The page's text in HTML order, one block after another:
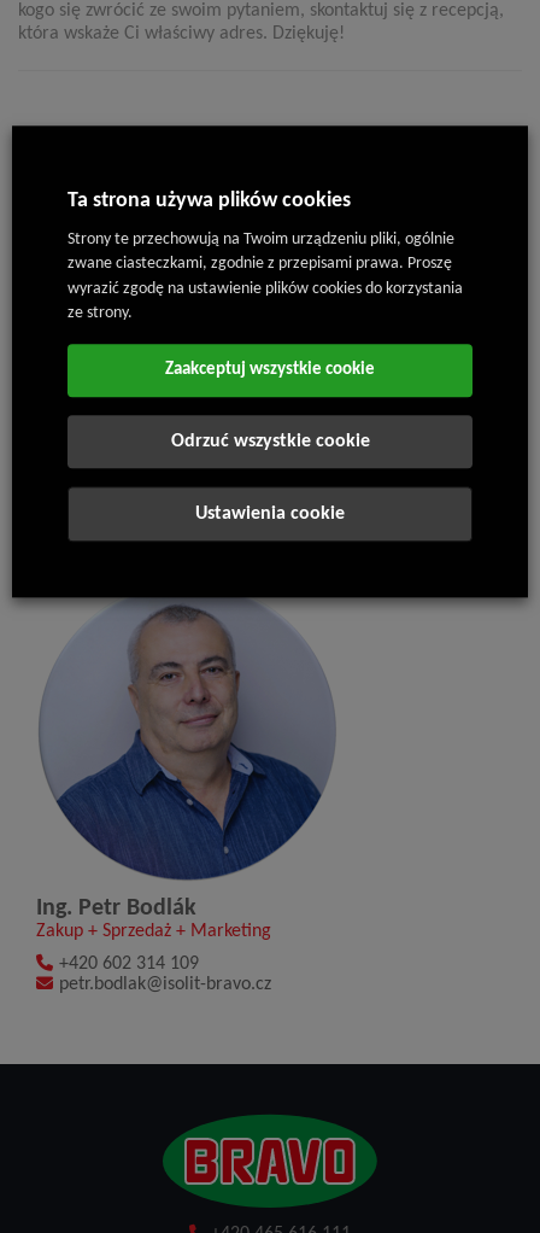
kogo się zwrócić ze swoim pytaniem, skontaktuj się z recepcją,
która wskaże Ci właściwy adres. Dziękuję!
+420 602 453 157
kvido.stepanek@isolit-bravo.cz
Ing. Petr Bodlák
Zakup + Sprzedaż + Marketing
+420 602 314 109
petr.bodlak@isolit-bravo.cz
Ta strona używa plików cookies
Strony te przechowują na Twoim urządzeniu pliki, ogólnie
zwane ciasteczkami, zgodnie z przepisami prawa. Proszę
wyrazić zgodę na ustawienie plików cookies do korzystania
ze strony.
Zaakceptuj wszystkie cookie
Odrzuć wszystkie cookie
Ustawienia cookie